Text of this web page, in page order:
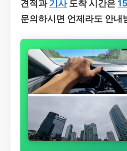
견적과기사도착 시간은
문의하시면 언제라도 안내